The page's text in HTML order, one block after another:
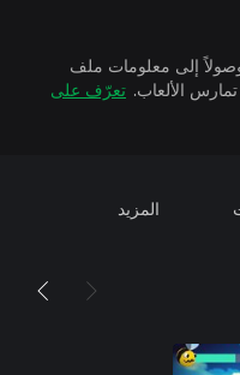
وصولاً إلى معلومات ملف
تعرّف على
المزيد